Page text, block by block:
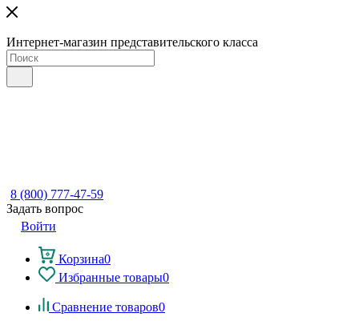
Интернет-магазин представительского класса
8 (800) 777-47-59
Задать вопрос
Войти
Корзина0
Избранные товары0
Сравнение товаров0